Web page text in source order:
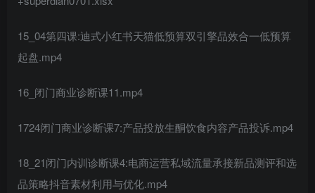
15_04第四课:迪式小红书天猫低预算双引擎品效合一低预算
起盘.mp4
16_闭门商业诊断课11.mp4
1724闭门商业诊断课7:产品投放生酮饮食内容产品投诉.mp4
18_21闭门内训诊断课4:电商运营私域流量承接新品测评和选
品策略抖音素材利用与优化.mp4